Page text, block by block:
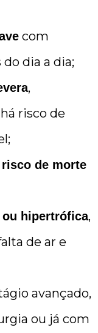
com
dia a dia;
,
risco de
de morte
hipertrófica,
de ar e
avançado,
ou já com